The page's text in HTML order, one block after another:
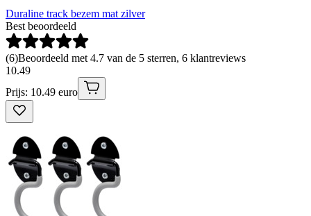
Duraline track bezem mat zilver
Best beoordeeld
(6)Beoordeeld met 4.7 van de 5 sterren, 6 klantreviews
10.49
Prijs: 10.49 euro